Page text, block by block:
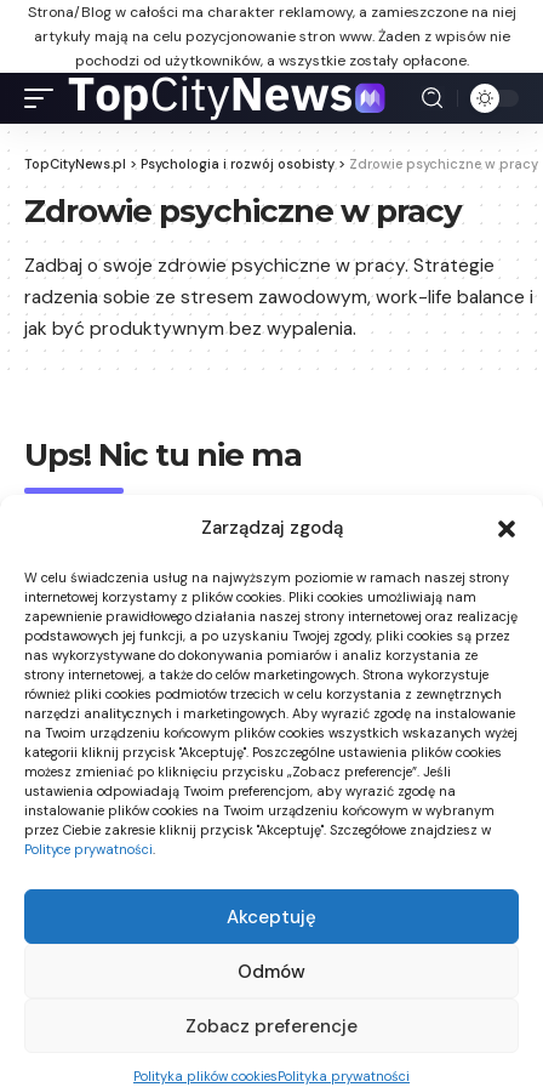
Zarządzaj zgodą
W celu świadczenia usług na najwyższym poziomie w ramach naszej strony
internetowej korzystamy z plików cookies. Pliki cookies umożliwiają nam
zapewnienie prawidłowego działania naszej strony internetowej oraz realizację
podstawowych jej funkcji, a po uzyskaniu Twojej zgody, pliki cookies są przez
nas wykorzystywane do dokonywania pomiarów i analiz korzystania ze
strony internetowej, a także do celów marketingowych. Strona wykorzystuje
również pliki cookies podmiotów trzecich w celu korzystania z zewnętrznych
narzędzi analitycznych i marketingowych. Aby wyrazić zgodę na instalowanie
na Twoim urządzeniu końcowym plików cookies wszystkich wskazanych wyżej
kategorii kliknij przycisk "Akceptuję". Poszczególne ustawienia plików cookies
możesz zmieniać po kliknięciu przycisku „Zobacz preferencje”. Jeśli
ustawienia odpowiadają Twoim preferencjom, aby wyrazić zgodę na
instalowanie plików cookies na Twoim urządzeniu końcowym w wybranym
przez Ciebie zakresie kliknij przycisk "Akceptuję". Szczegółowe znajdziesz w
Polityce prywatności.
Akceptuję
Odmów
Zobacz preferencje
Polityka plików cookiesPolityka prywatności
Strona/Blog w całości ma charakter reklamowy, a zamieszczone na niej
artykuły mają na celu pozycjonowanie stron www. Żaden z wpisów nie
pochodzi od użytkowników, a wszystkie zostały opłacone.
TopCityNews.pl > Psychologia i rozwój osobisty> Zdrowie psychiczne w pracy
Zdrowie psychiczne w pracy
Zadbaj o swoje zdrowie psychiczne w pracy. Strategie
radzenia sobie ze stresem zawodowym, work-life balance i
jak być produktywnym bez wypalenia.
Ups! Nic tu nie ma
Wygląda na to, że nie możemy znaleźć tego, czego
Powrót do strony głównej
TopCityNews
Dowiedz się o nowinkach w twojej okolicy i na świecie
jako pierwszy! Dołącz do naszej społeczności, czytaj,
komentuj, dziel się ciekawymi informacjami.
© TopCityNews.pl